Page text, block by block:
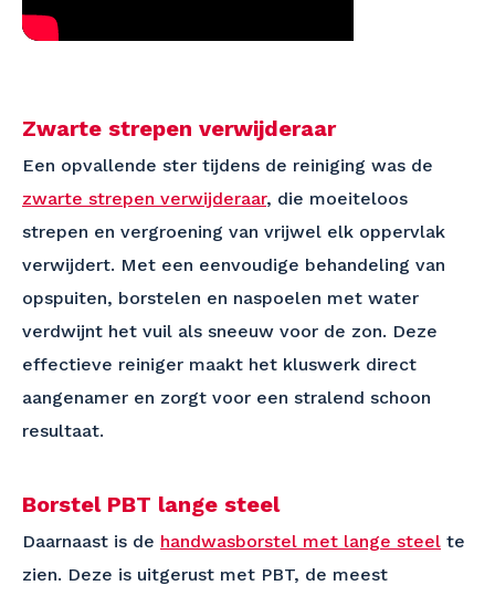
Zwarte strepen verwijderaar
Een opvallende ster tijdens de reiniging was de
zwarte strepen verwijderaar, die moeiteloos
strepen en vergroening van vrijwel elk oppervlak
verwijdert. Met een eenvoudige behandeling van
opspuiten, borstelen en naspoelen met water
verdwijnt het vuil als sneeuw voor de zon. Deze
effectieve reiniger maakt het kluswerk direct
aangenamer en zorgt voor een stralend schoon
resultaat.
Borstel PBT lange steel
Daarnaast is de handwasborstel met lange steel te
zien. Deze is uitgerust met PBT, de meest